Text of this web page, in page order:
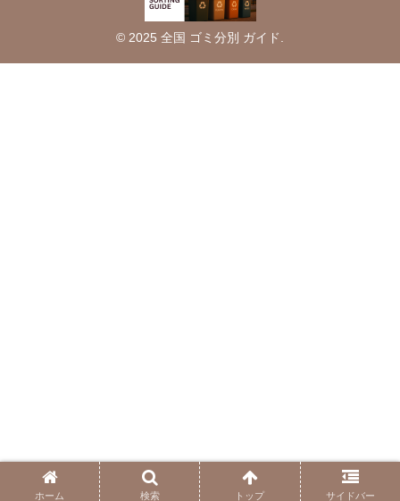
© 2025 全国 ゴミ分別 ガイド.
ホーム 検索 トップ サイドバー